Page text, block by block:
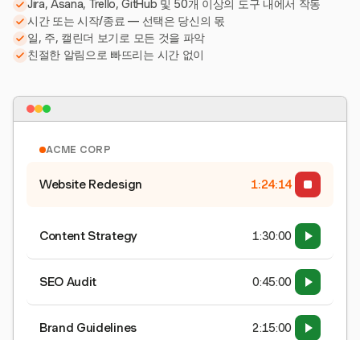
Jira, Asana, Trello, GitHub 및 50개 이상의 도구 내에서 작동
시간 또는 시작/종료 — 선택은 당신의 몫
일, 주, 캘린더 보기로 모든 것을 파악
친절한 알림으로 빠뜨리는 시간 없이
ACME CORP
Website Redesign 1:24:15
Content Strategy 1:30:00
SEO Audit 0:45:00
Brand Guidelines 2:15:00